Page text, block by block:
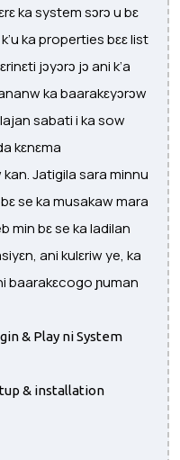
ka system sɔrɔ u bɛ
ka properties bɛɛ list
jɔyɔrɔ jɔ ani k’a
ka baarakɛyɔrɔw
sabati i ka sow
kɛnɛma
Jatigila sara minnu
se ka musakaw mara
min bɛ se ka ladilan
ani kulɛriw ye, ka
baarakɛcogo ɲuman
& Play ni System
& installation